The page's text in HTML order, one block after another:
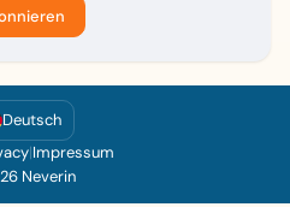
Deutsch
|Impressum
Neverin